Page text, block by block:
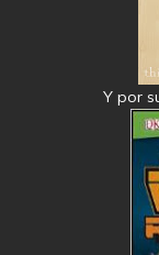
Y por